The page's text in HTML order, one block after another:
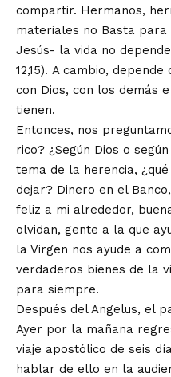
compartir. Hermanos,
materiales no Basta
Jesús- la vida no
12,15). A cambio,
con Dios, con los demás
tienen.
Entonces, nos
rico? ¿Según Dios o
tema de la herencia,
dejar? Dinero en el
feliz a mi alrededor,
olvidan, gente a la que
la Virgen nos ayude a
verdaderos bienes de la
para siempre.
Después del Angelus, el
Ayer por la mañana
viaje apostólico de seis
hablar de ello en la